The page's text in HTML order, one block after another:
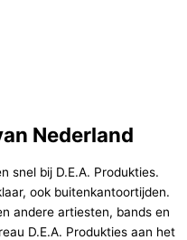
Nederland
snel bij D.E.A. Produkties.
ook buitenkantoortijden.
andere artiesten, bands en
D.E.A. Produkties aan het